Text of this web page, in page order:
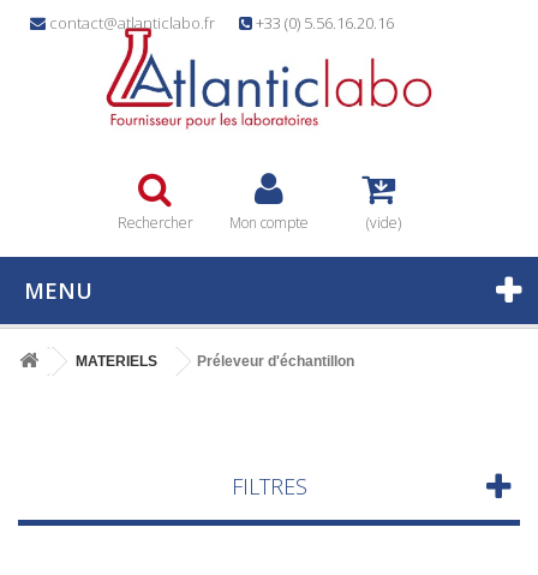
contact@atlanticlabo.fr +33 (0) 5.56.16.20.16
Rechercher Mon compte (vide)
MENU
MATERIELS Préleveur d'échantillon
FILTRES